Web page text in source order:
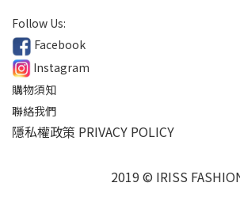
Follow Us:
Facebook
Instagram
購物須知
聯絡我們
隱私權政策 PRIVACY POLICY
2019 © IRISS